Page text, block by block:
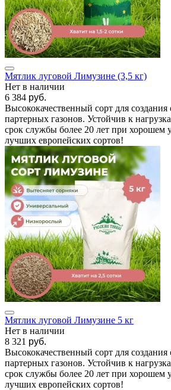
Мятлик луговой Лимузине (3,5 кг)
Нет в наличии
6 384 руб.
Высококачественный сорт для
партерных газонов. Устойчив к
срок службы более 20 лет при хорошем
лучших европейских сортов!
Мятлик луговой Лимузине 5 кг
Нет в наличии
8 321
руб.
Высококачественный сорт для
партерных газонов. Устойчив к
срок службы более 20 лет при хорошем
лучших европейских сортов!